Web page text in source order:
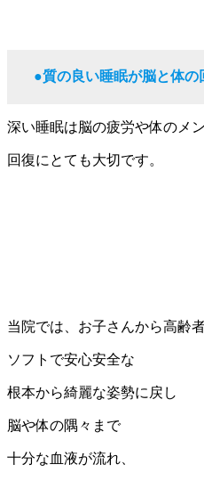
●質の良い睡眠が脳と体の
深い睡眠は脳の疲労や体のメ
回復にとても大切です。
当院では、お子さんから高齢
ソフトで安心安全な
根本から綺麗な姿勢に戻し
脳や体の隅々まで
十分な血液が流れ、